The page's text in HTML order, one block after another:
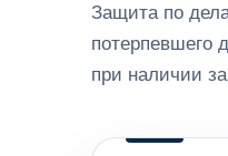
Защита по
потерпевшего
при наличии